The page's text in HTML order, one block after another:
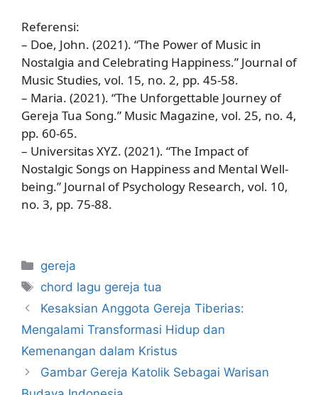
Referensi:
– Doe, John. (2021). “The Power of Music in
Nostalgia and Celebrating Happiness.” Journal of
Music Studies, vol. 15, no. 2, pp. 45-58.
– Maria. (2021). “The Unforgettable Journey of
Gereja Tua Song.” Music Magazine, vol. 25, no. 4,
pp. 60-65.
– Universitas XYZ. (2021). “The Impact of
Nostalgic Songs on Happiness and Mental Well-
being.” Journal of Psychology Research, vol. 10,
no. 3, pp. 75-88.
Categories
gereja
Tags
chord lagu gereja tua
Kesaksian Anggota Gereja Tiberias:
Mengalami Transformasi Hidup dan
Kemenangan dalam Kristus
Gambar Gereja Katolik Sebagai Warisan